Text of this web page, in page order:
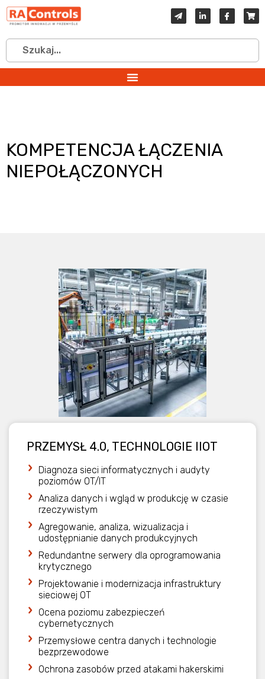
KOMPETENCJA ŁĄCZENIA
NIEPOŁĄCZONYCH
PRZEMYSŁ 4.0, TECHNOLOGIE IIOT​​
Diagnoza sieci informatycznych i audyty
poziomów OT/IT
Analiza danych i wgląd w produkcję w czasie
rzeczywistym
Agregowanie, analiza, wizualizacja i
udostępnianie danych produkcyjnych
Redundantne serwery dla oprogramowania
krytycznego
Projektowanie i modernizacja infrastruktury
sieciowej OT
Ocena poziomu zabezpieczeń
cybernetycznych
Przemysłowe centra danych i technologie
bezprzewodowe
Ochrona zasobów przed atakami hakerskimi